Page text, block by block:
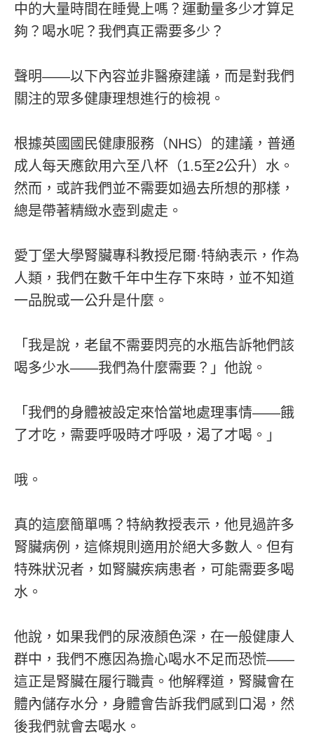
中的大量時間在睡覺上嗎？運動量多少才算足
夠？喝水呢？我們真正需要多少？
聲明——以下內容並非醫療建議，而是對我們
關注的眾多健康理想進行的檢視。
根據英國國民健康服務（NHS）的建議，普通
成人每天應飲用六至八杯（1.5至2公升）水。
然而，或許我們並不需要如過去所想的那樣，
總是帶著精緻水壺到處走。
愛丁堡大學腎臟專科教授尼爾·特納表示，作為
人類，我們在數千年中生存下來時，並不知道
一品脫或一公升是什麼。
「我是說，老鼠不需要閃亮的水瓶告訴牠們該
喝多少水——我們為什麼需要？」他說。
「我們的身體被設定來恰當地處理事情——餓
了才吃，需要呼吸時才呼吸，渴了才喝。」
哦。
真的這麼簡單嗎？特納教授表示，他見過許多
腎臟病例，這條規則適用於絕大多數人。但有
特殊狀況者，如腎臟疾病患者，可能需要多喝
水。
他說，如果我們的尿液顏色深，在一般健康人
群中，我們不應因為擔心喝水不足而恐慌——
這正是腎臟在履行職責。他解釋道，腎臟會在
體內儲存水分，身體會告訴我們感到口渴，然
後我們就會去喝水。